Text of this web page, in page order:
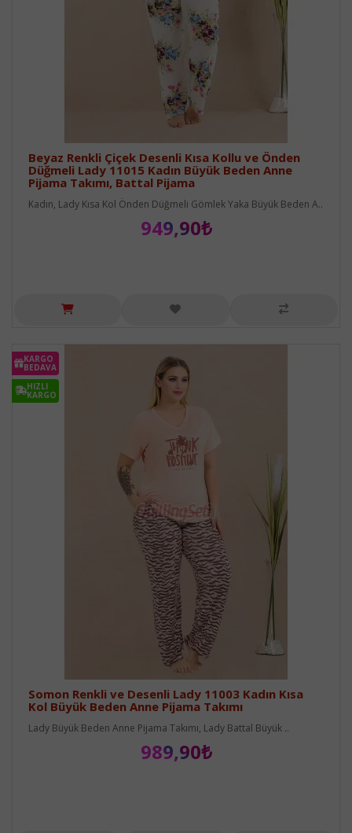
Beyaz Renkli Çiçek Desenli Kısa Kollu ve Önden
Düğmeli Lady 11015 Kadın Büyük Beden Anne
Pijama Takımı, Battal Pijama
Kadın, Lady Kısa Kol Önden Düğmeli Gömlek Yaka Büyük Beden A..
949,90₺
KARGO
BEDAVA
HIZLI
KARGO
Somon Renkli ve Desenli Lady 11003 Kadın Kısa
Kol Büyük Beden Anne Pijama Takımı
Lady Büyük Beden Anne Pijama Takımı, Lady Battal Büyük ..
989,90₺